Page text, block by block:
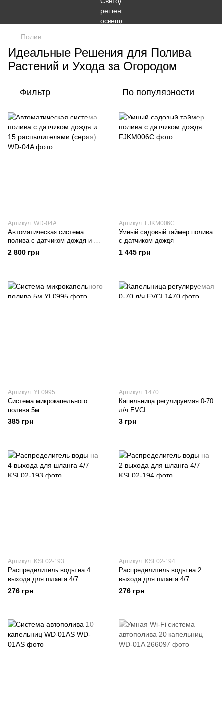
Полив
Идеальные Решения для Полива
Растений и Ухода за Огородом
Фильтр По популярности
Артикул: WD-04A
Автоматическая система
полива с датчиком дождя и 15
распылителями (серая)
2 800 грн
Артикул: FJKM006C
Умный садовый таймер полива
с датчиком дождя
1 445 грн
Артикул: YL0995
Система микрокапельного
полива 5м
385 грн
Артикул: 1470
Капельница регулируемая 0-70
л/ч EVCI
3 грн
Артикул: KSL02-193
Распределитель воды на 4
выхода для шланга 4/7
276 грн
Артикул: KSL02-194
Распределитель воды на 2
выхода для шланга 4/7
276 грн